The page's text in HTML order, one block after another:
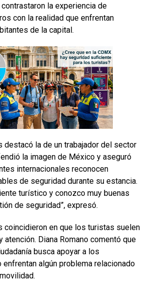
la experiencia de
con la realidad que enfrentan
de la capital.
destacó la de un trabajador del sector
la imagen de México y aseguró
internacionales reconocen
de seguridad durante su estancia.
turístico y conozco muy buenas
de seguridad”, expresó.
coincidieron en que los turistas suelen
atención. Diana Romano comentó que
busca apoyar a los
enfrentan algún problema relacionado